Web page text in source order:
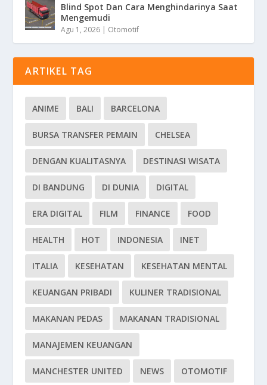
Blind Spot Dan Cara Menghindarinya Saat
Mengemudi
Agu 1, 2026 | Otomotif
ARTIKEL TAG
ANIME BALI BARCELONA
BURSA TRANSFER PEMAIN CHELSEA
DENGAN KUALITASNYA DESTINASI WISATA
DI BANDUNG DI DUNIA DIGITAL
ERA DIGITAL FILM FINANCE FOOD
HEALTH HOT INDONESIA INET
ITALIA KESEHATAN KESEHATAN MENTAL
KEUANGAN PRIBADI KULINER TRADISIONAL
MAKANAN PEDAS MAKANAN TRADISIONAL
MANAJEMEN KEUANGAN
MANCHESTER UNITED NEWS OTOMOTIF